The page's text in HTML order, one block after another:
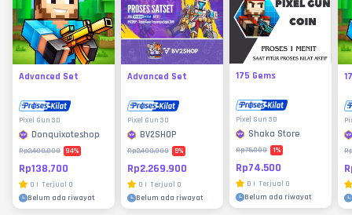
Advanced Set
Pixel Gun 3D
Donquixoteshop
Rp2.400.000 94%
Rp138.700
0 | Terjual 0
Belum ada riwayat
Advanced Set
Pixel Gun 3D
BV2SHOP
Rp2.400.000 5%
Rp2.269.900
0 | Terjual 0
Belum ada riwayat
175 Gems
Pixel Gun 3D
Shaka Store
Rp75.000 1%
Rp74.500
0 | Terjual 0
Belum ada riwayat